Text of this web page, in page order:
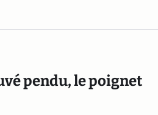
pendu, le poignet